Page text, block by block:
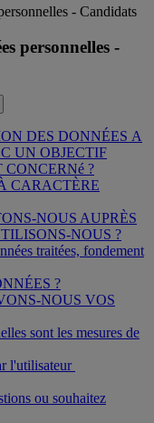
- Candidats
personnelles -
DES DONNÉES A
UN OBJECTIF
?
CARACTÈRE
NOUS AUPRÈS
NOUS ?
traitées, fondement
?
NOUS VOS
sont les mesures de
l'utilisateur
ou souhaitez